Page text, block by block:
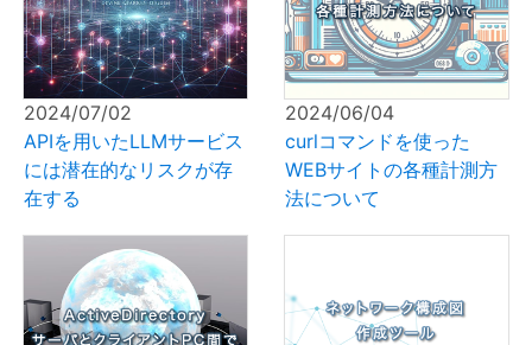
2024/07/02
APIを用いたLLMサービス
には潜在的なリスクが存
在する
2024/06/04
curlコマンドを使った
WEBサイトの各種計測方
法について